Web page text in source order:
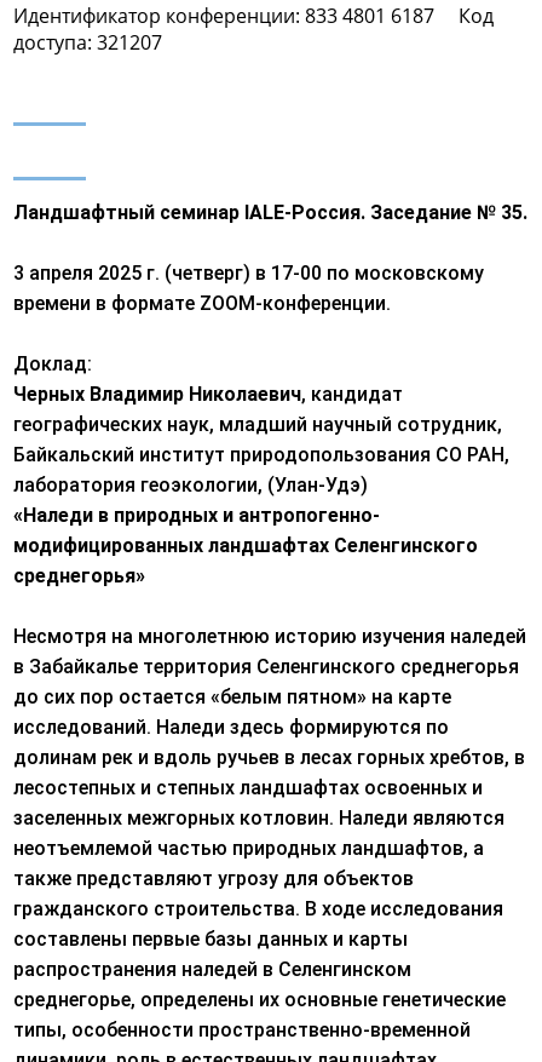
Идентификатор конференции: 833 4801 6187 Код
доступа: 321207
Ландшафтный семинар IALE-Россия. Заседание № 35.
3 апреля 2025 г. (четверг) в 17-00 по московскому
времени в формате ZOOM-конференции.
Доклад:
Черных Владимир Николаевич, кандидат
географических наук, младший научный сотрудник,
Байкальский институт природопользования СО РАН,
лаборатория геоэкологии, (Улан-Удэ)
«Наледи в природных и антропогенно-
модифицированных ландшафтах Селенгинского
среднегорья»
Несмотря на многолетнюю историю изучения наледей
в Забайкалье территория Селенгинского среднегорья
до сих пор остается «белым пятном» на карте
исследований. Наледи здесь формируются по
долинам рек и вдоль ручьев в лесах горных хребтов, в
лесостепных и степных ландшафтах освоенных и
заселенных межгорных котловин. Наледи являются
неотъемлемой частью природных ландшафтов, а
также представляют угрозу для объектов
гражданского строительства. В ходе исследования
составлены первые базы данных и карты
распространения наледей в Селенгинском
среднегорье, определены их основные генетические
типы, особенности пространственно-временной